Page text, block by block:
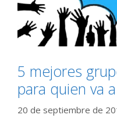
5 mejores
para quien va
20 de septiembre de